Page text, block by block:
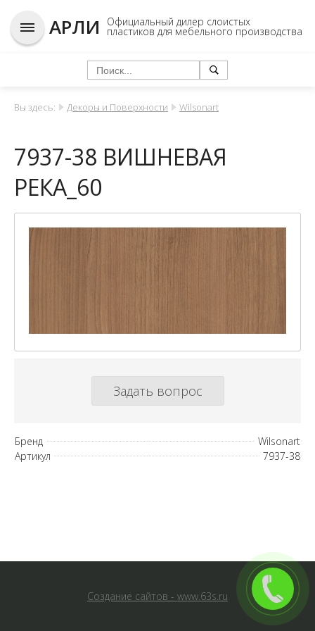
АРЛИ Официальный дилер слоистых
пластиков для мебельного производства
Вы здесь: Декоры и Поверхности Wilsonart
7937-38 ВИШНЕВАЯ
РЕКА_60
Задать вопрос
Бренд
Wilsonart
Артикул
7937-38
Создание сайтов - www.63s.ru